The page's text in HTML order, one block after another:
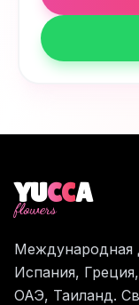
YUCCA
flowers
Международная
Испания,
ОАЭ, Таиланд.